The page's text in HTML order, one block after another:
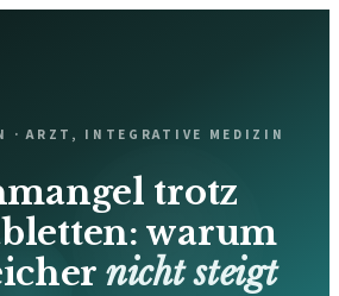
· ARZT, INTEGRATIVE MEDIZIN
trotz
warum
nicht steigt